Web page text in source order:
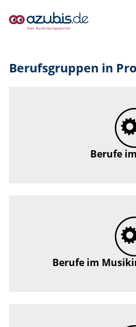
Berufsgruppen in
Berufe
Berufe im